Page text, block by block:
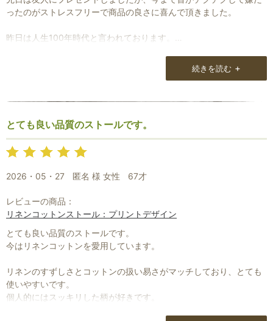
ったのがストレスフリーで商品の良さに喜んで頂きました。
昨日は人生100年時代と言われております。
感謝(^ ^)
続きを読む +
とても良い品質のストールです。
2026・05・27 匿名 様 女性 67才
レビューの商品：
リネンコットンストール：プリントデザイン
とても良い品質のストールです。
今はリネンコットンを愛用しています。
リネンのすずしさとコットンの扱い易さがマッチしており、とても
使いやすいです。
個人的にはスッキリした柄が好きです。